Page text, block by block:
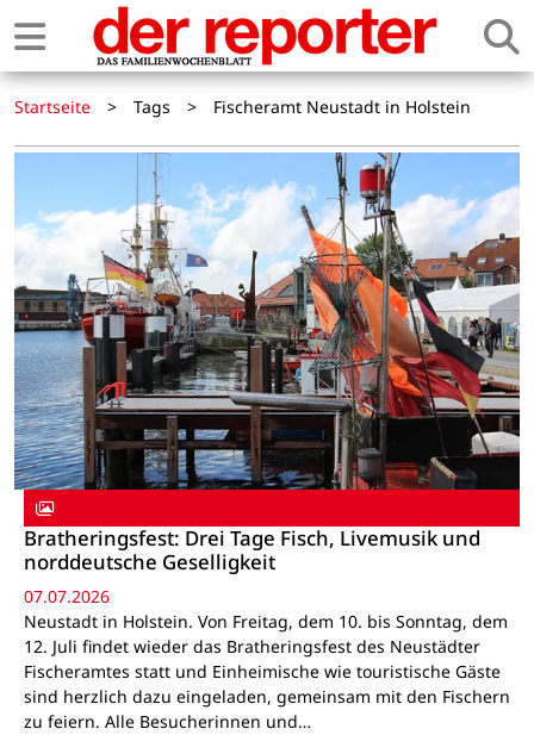
Startseite > Tags > Fischeramt Neustadt in Holstein
Bratheringsfest: Drei Tage Fisch, Livemusik und
norddeutsche Geselligkeit
07.07.2026
Neustadt in Holstein. Von Freitag, dem 10. bis Sonntag, dem
12. Juli findet wieder das Bratheringsfest des Neustädter
Fischeramtes statt und Einheimische wie touristische Gäste
sind herzlich dazu eingeladen, gemeinsam mit den Fischern
zu feiern. Alle Besucherinnen und…